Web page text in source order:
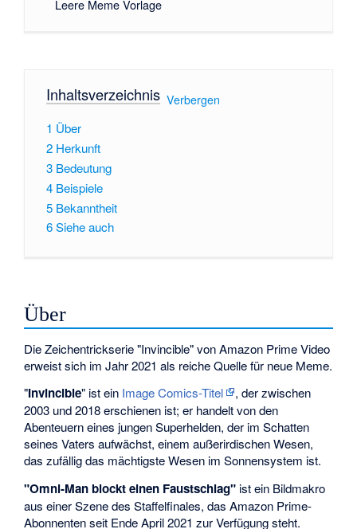
Leere Meme Vorlage
Inhaltsverzeichnis[ Verbergen
1 Über
2 Herkunft
3 Bedeutung
4 Beispiele
5 Bekanntheit
6Siehe auch
Über
Die Zeichentrickserie "Invincible" von Amazon Prime Video
erweist sich im Jahr 2021 als reiche Quelle für neue Meme.
"Invincible" ist ein Image Comics-Titel
, der zwischen
2003 und 2018 erschienen ist; er handelt von den
Abenteuern eines jungen Superhelden, der im Schatten
seines Vaters aufwächst, einem außerirdischen Wesen,
das zufällig das mächtigste Wesen im Sonnensystem ist.
"Omni-Man blockt einen Faustschlag" ist ein Bildmakro
aus einer Szene des Staffelfinales, das Amazon Prime-
Abonnenten seit Ende April 2021 zur Verfügung steht.